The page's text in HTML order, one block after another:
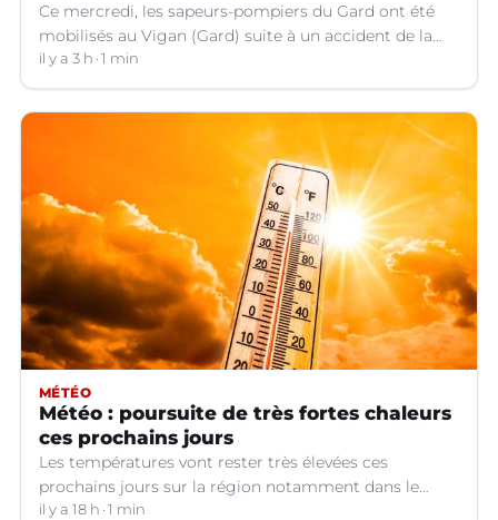
Ce mercredi, les sapeurs-pompiers du Gard ont été
mobilisés au Vigan (Gard) suite à un accident de la
circulation impliquant le conducteur d'une trottinette
qui souffre d'un traumatisme crânien.
il y a 3 h 1 min
MÉTÉO
Météo : poursuite de très fortes chaleurs
ces prochains jours
Les températures vont rester très élevées ces
prochains jours sur la région notamment dans le
Languedoc.
il y a 18 h 1 min